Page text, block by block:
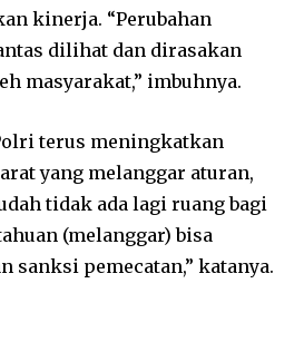
kinerja. “Perubahan
dilihat dan dirasakan
masyarakat,” imbuhnya.
terus meningkatkan
yang melanggar aturan,
tidak ada lagi ruang bagi
(melanggar) bisa
sanksi pemecatan,” katanya.